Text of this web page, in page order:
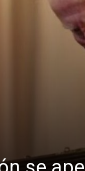
fuertes y ráfagas que
y analiza el impacto real
de malambo de Los